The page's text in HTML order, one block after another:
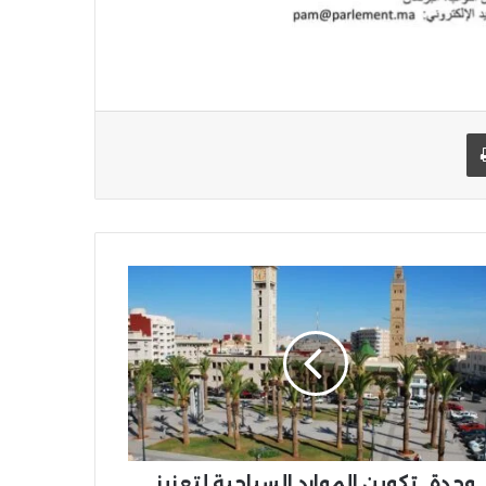
اطبعها